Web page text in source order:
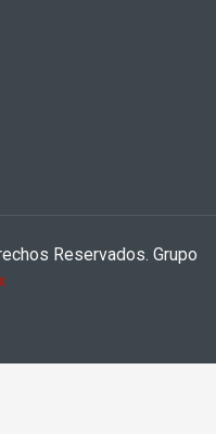
Reservados. Grupo